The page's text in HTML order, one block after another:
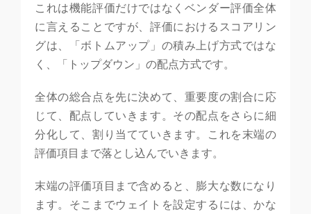
これは機能評価だけではなくベンダー評価全体
に言えることですが、評価におけるスコアリン
グは、「ボトムアップ」の積み上げ方式ではな
く、「トップダウン」の配点方式です。
全体の総合点を先に決めて、重要度の割合に応
じて、配点していきます。その配点をさらに細
分化して、割り当てていきます。これを末端の
評価項目まで落とし込んでいきます。
末端の評価項目まで含めると、膨大な数になり
ます。そこまでウェイトを設定するには、かな